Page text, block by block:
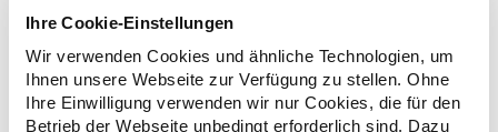
Ihre Cookie-Einstellungen
Wir verwenden Cookies und ähnliche Technologien, um
Ihnen unsere Webseite zur Verfügung zu stellen. Ohne
Ihre Einwilligung verwenden wir nur Cookies, die für den
Betrieb der Webseite unbedingt erforderlich sind. Dazu
Antibiotikareste sollten nicht aufbewahrt oder zu einem
späteren Zeitpunkt ohne vorherigen Arztbesuch
eingenommen werden.
Arzneimittel-Reste können über den Hausmüll entsorgt
werden. Zusätzlich bieten einige Apotheken als